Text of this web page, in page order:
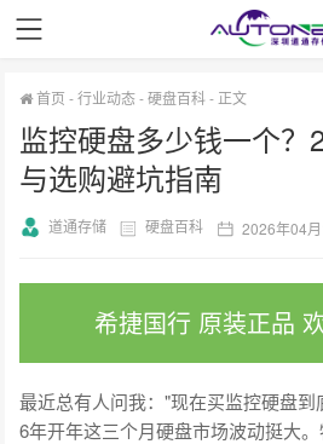
首页 -行业动态-硬盘百科- 正文
监控硬盘多少钱一个？
与选购避坑指南
道通存储 硬盘百科 2026年04
希捷国行 原装正品
最近总有人问我："现在买监控硬盘
6年开年这三个月硬盘市场波动挺大